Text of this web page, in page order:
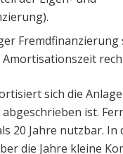
Amortisationszeit
sich die
abgeschrieben ist.
20 Jahre nutzbar. In
die Jahre kleine